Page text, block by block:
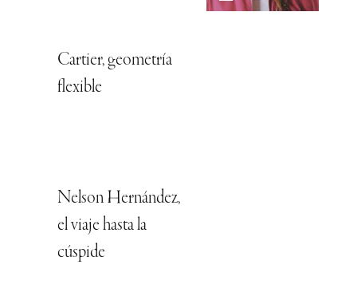
Cartier, geometría
flexible
Nelson Hernández,
el viaje hasta la
cúspide